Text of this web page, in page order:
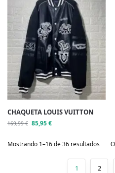
CHAQUETA LOUIS VUITTON
169,99€ 85,95€
Mostrando 1–16 de 36 resultados
1 2